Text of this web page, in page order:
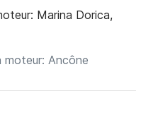
Marina Dorica,